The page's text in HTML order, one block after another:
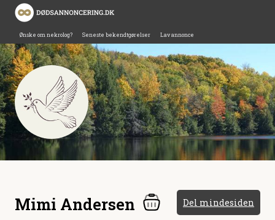
Ønske om nekrolog? Seneste bekendtgørelser Lav annonce
Mimi Andersen Del mindesiden